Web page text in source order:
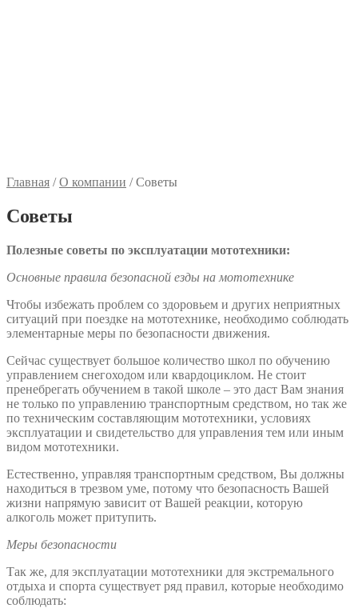
Главная /О компании /Советы
Советы
Полезные советы по эксплуатации мототехники:
Основные правила безопасной езды на мототехнике
Чтобы избежать проблем со здоровьем и других неприятных
ситуаций при поездке на мототехнике, необходимо соблюдать
элементарные меры по безопасности движения.
Сейчас существует большое количество школ по обучению
управлением снегоходом или квардоциклом. Не стоит
пренебрегать обучением в такой школе – это даст Вам знания
не только по управлению транспортным средством, но так же
по техническим составляющим мототехники, условиях
эксплуатации и свидетельство для управления тем или иным
видом мототехники.
Естественно, управляя транспортным средством, Вы должны
находиться в трезвом уме, потому что безопасность Вашей
жизни напрямую зависит от Вашей реакции, которую
алкоголь может притупить.
Меры безопасности
Так же, для эксплуатации мототехники для экстремального
отдыха и спорта существует ряд правил, которые необходимо
соблюдать: